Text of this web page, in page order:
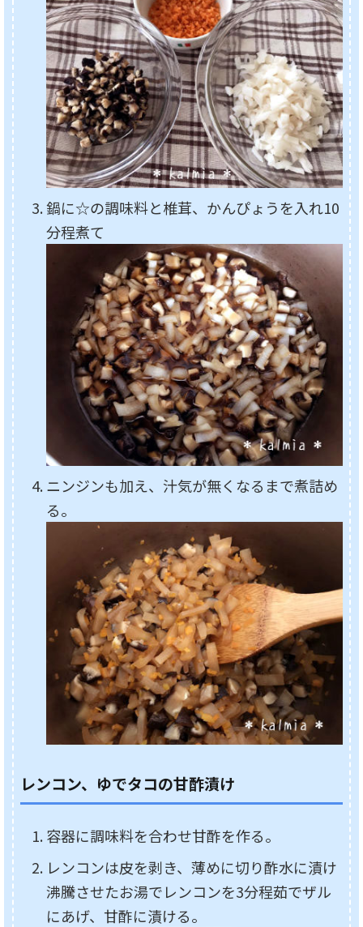
鍋に☆の調味料と椎茸、かんぴょうを入れ10
分程煮て
ニンジンも加え、汁気が無くなるまで煮詰め
る。
レンコン、ゆでタコの甘酢漬け
容器に調味料を合わせ甘酢を作る。
レンコンは皮を剥き、薄めに切り酢水に漬け
沸騰させたお湯でレンコンを3分程茹でザル
にあげ、甘酢に漬ける。